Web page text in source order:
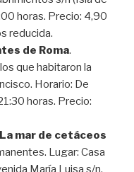
horas. Precio: 4,90
reducida.
de Roma.
que habitaron la
Horario: De
horas. Precio:
mar de cetáceos
Lugar: Casa
María Luisa s/n.